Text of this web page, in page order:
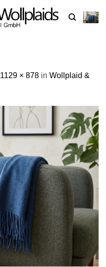
1129 × 878 in Wollplaid &